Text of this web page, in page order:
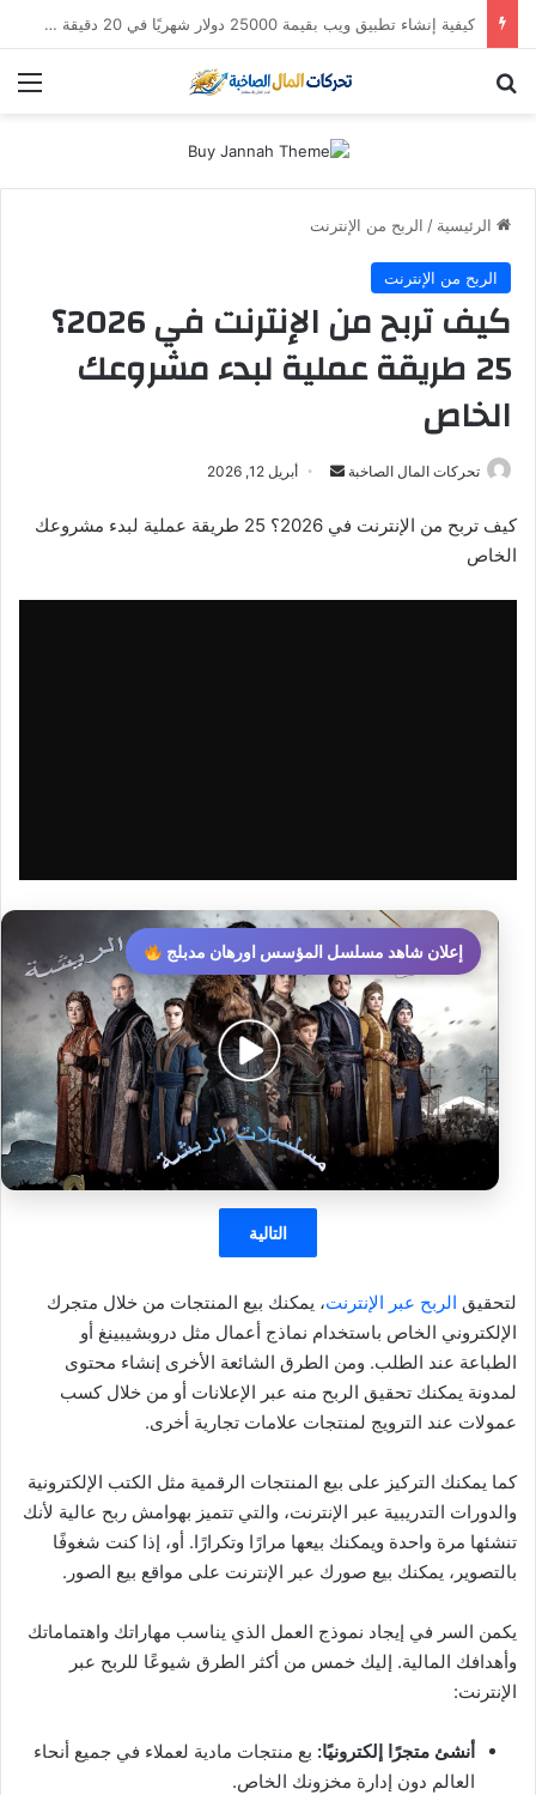
استثمار “سالك” في 2026: هل لا تزال أسهم دبي الذهبية تُدر أرباحاً؟ (دليل التوزيعات والعوائد)
الرئيسية / الربح من الإنترنت
الربح من الإنترنت
كيف تربح من الإنترنت في 2026؟
25 طريقة عملية لبدء مشروعك
الخاص
تحركات المال الصاخبة
أرسل
إلكترونيا
أبريل 12, 2026
كيف تربح من الإنترنت في 2026؟ 25 طريقة عملية لبدء مشروعك
الخاص
إعلان شاهد مسلسل المؤسس اورهان مدبلج
التالية
لتحقيق الربح عبر الإنترنت، يمكنك بيع المنتجات من خلال متجرك
الإلكتروني الخاص باستخدام نماذج أعمال مثل دروبشيبينغ أو
الطباعة عند الطلب. ومن الطرق الشائعة الأخرى إنشاء محتوى
لمدونة يمكنك تحقيق الربح منه عبر الإعلانات أو من خلال كسب
عمولات عند الترويج لمنتجات علامات تجارية أخرى.
كما يمكنك التركيز على بيع المنتجات الرقمية مثل الكتب الإلكترونية
والدورات التدريبية عبر الإنترنت، والتي تتميز بهوامش ربح عالية لأنك
تنشئها مرة واحدة ويمكنك بيعها مرارًا وتكرارًا. أو، إذا كنت شغوفًا
بالتصوير، يمكنك بيع صورك عبر الإنترنت على مواقع بيع الصور.
يكمن السر في إيجاد نموذج العمل الذي يناسب مهاراتك واهتماماتك
وأهدافك المالية. إليك خمس من أكثر الطرق شيوعًا للربح عبر
الإنترنت:
أنشئ متجرًا إلكترونيًا: بع منتجات مادية لعملاء في جميع أنحاء
العالم دون إدارة مخزونك الخاص.